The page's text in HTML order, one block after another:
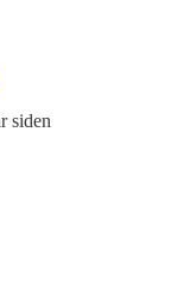
siden